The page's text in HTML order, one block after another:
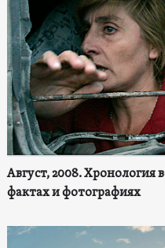
Август, 2008.
фактах и фотографиях